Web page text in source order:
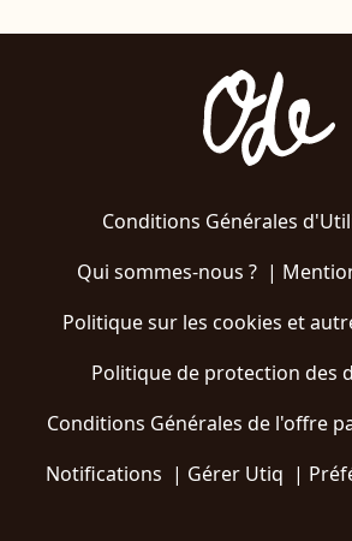
Conditions Générales
Qui sommes-nous ?|
Politique sur les cookies et
Politique de protection des
Conditions Générales de l'offre
Notifications | Gérer Utiq |